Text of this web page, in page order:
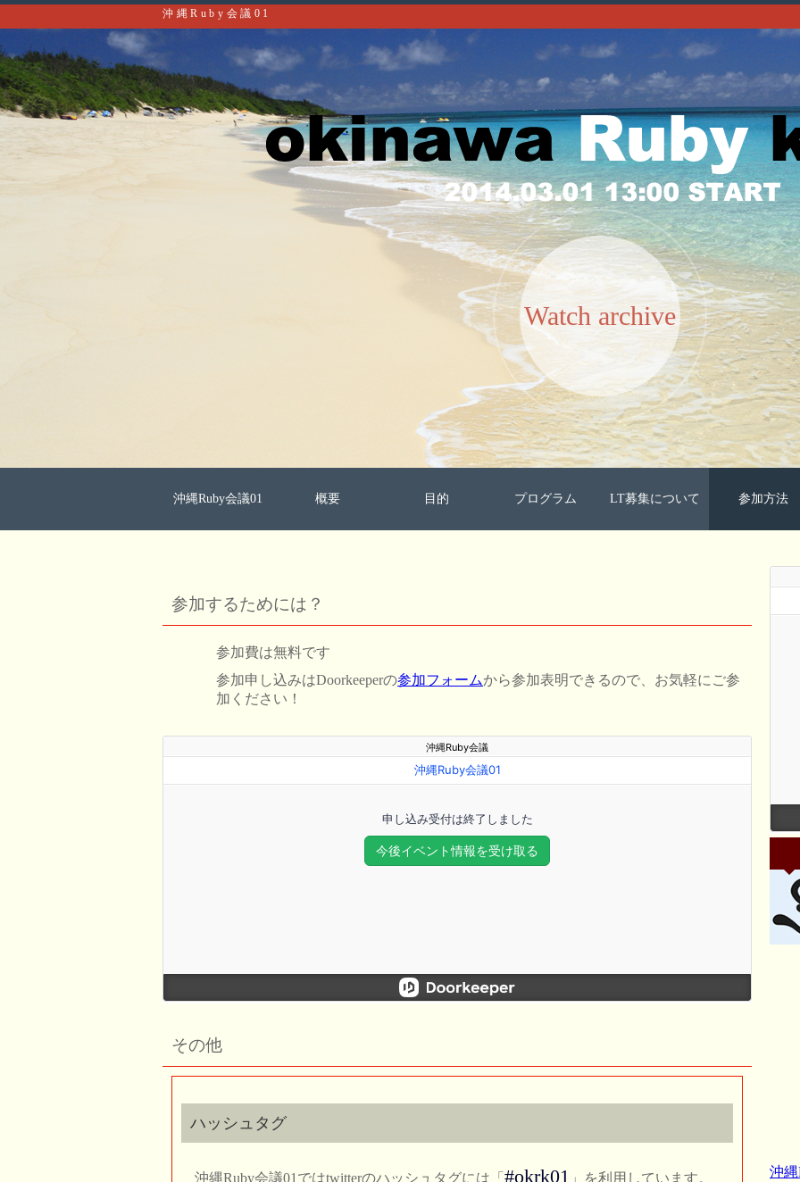
沖縄Ruby会議01
Watch archive
沖縄Ruby会議01 概要 目的 プログラム LT募集について 参加方法
参加するためには？
参加費は無料です
参加申し込みはDoorkeeperの参加フォームから参加表明できるので、お気軽にご参
加ください！
その他
ハッシュタグ
沖縄Ruby会議01ではtwitterのハッシュタグには「 #okrk01 」を利用しています。
沖